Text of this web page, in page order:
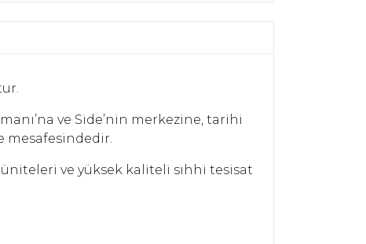
ve Side’nin merkezine, tarihi
mesafesindedir.
ve yüksek kaliteli sıhhi tesisat